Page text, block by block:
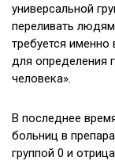
универсальной
переливать
требуется именно
для определения
человека».
В последнее
больниц в
группой 0 и